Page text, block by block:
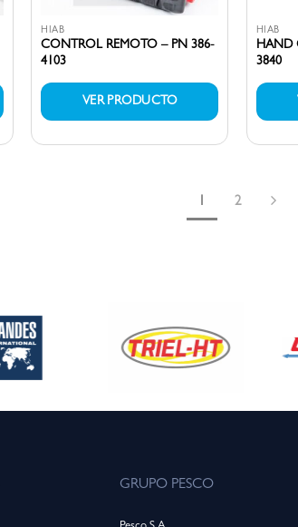
HIAB
CONTROL REMOTO – PN 386-
4103
VER PRODUCTO
HIAB
HAND
3840
1 2
GRUPO PESCO